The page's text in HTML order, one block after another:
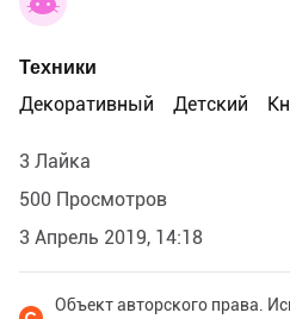
Техники
Декоративный
Детский
3 Лайка
500 Просмотров
3 Апрель 2019, 14:18
Объект авторского права.